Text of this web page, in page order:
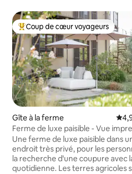
Coups de cœur voyageurs les
Coup de cœur voyageurs
Gîte à la ferme
Ferme de luxe paisible - Vue
sur les Alpes
Une ferme de luxe paisible dans
endroit très privé, pour les
la recherche d'une coupure avec
quotidienne. Les terres agricoles